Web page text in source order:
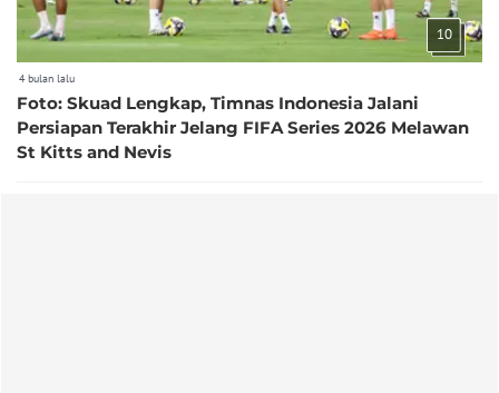
10
4 bulan lalu
Foto: Skuad Lengkap, Timnas Indonesia Jalani
Persiapan Terakhir Jelang FIFA Series 2026 Melawan
St Kitts and Nevis